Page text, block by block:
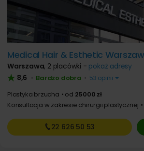
Medical Hair & Esthetic
Warszawa, 2 placówki - pokaż adresy
8,6 • Bardzo dobra • 53 opinii
Plastyka brzucha od 25000 zł
Konsultacja w zakresie chirurgii plastycznej
22 626 50 53